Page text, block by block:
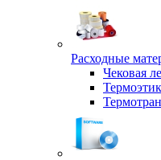
Расходные
Чековая